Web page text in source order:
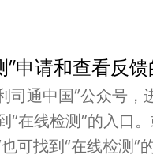
”申请和查看反
司通中国”公众号，
“在线检测”的入口
可找到“在线检测”